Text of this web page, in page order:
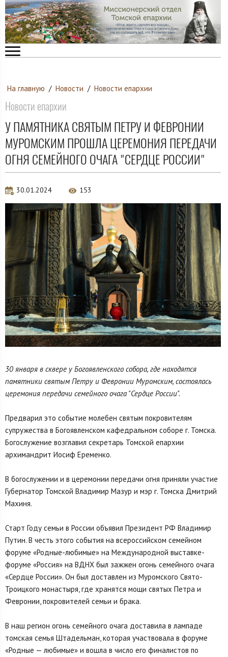
На главную / Новости / Новости епархии
Новости епархии
У ПАМЯТНИКА СВЯТЫМ ПЕТРУ И ФЕВРОНИИ
МУРОМСКИМ ПРОШЛА ЦЕРЕМОНИЯ ПЕРЕДАЧИ
ОГНЯ СЕМЕЙНОГО ОЧАГА "СЕРДЦЕ РОССИИ"
30.01.2024 153
30 января в сквере у Богоявленского собора, где находятся
памятники святым Петру и Февронии Муромским, состоялась
церемония передачи семейного очага "Сердце России".
Предварил это событие молебен святым покровителям
супружества в Богоявленском кафедральном соборе г. Томска.
Богослужение возглавил секретарь Томской епархии
архимандрит Иосиф Еременко.
В богослужении и в церемонии передачи огня приняли участие
Губернатор Томской Владимир Мазур и мэр г. Томска Дмитрий
Махиня.
Старт Году семьи в России объявил Президент РФ Владимир
Путин. В честь этого события на всероссийском семейном
форуме «Родные-любимые» на Международной выставке-
форуме «Россия» на ВДНХ был зажжен огонь семейного очага
«Сердце России». Он был доставлен из Муромского Свято-
Троицкого монастыря, где хранятся мощи святых Петра и
Февронии, покровителей семьи и брака.
В наш регион огонь семейного очага доставила в лампаде
томская семья Штадельман, которая участвовала в форуме
«Родные — любимые» и вошла в число его финалистов по